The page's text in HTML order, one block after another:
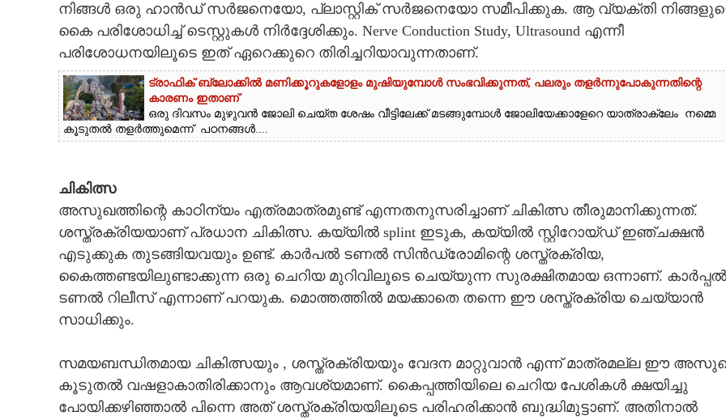
നിങ്ങൾ ഒരു ഹാൻഡ് സർജനെയോ, പ്ലാസ്റ്റിക് സർജനെയോ സമീപിക്കുക. ആ വ്യക്തി
കൈ പരിശോധിച്ച് ടെസ്റ്റുകൾ നിർദ്ദേശിക്കും. Nerve Conduction Study, Ultrasound എന്നീ
പരിശോധനയിലൂടെ ഇത് ഏറെക്കുറെ തിരിച്ചറിയാവുന്നതാണ്.
ട്രാഫിക് ബ്ലോക്കിൽ മണിക്കൂറുകളോളം മുഷിയുമ്പോൾ സംഭവിക്കുന്നത്, പലരും തളർന്നുപോകുന്നതിന്റെ
കാരണം ഇതാണ്
ഒരു ദിവസം മുഴുവൻ ജോലി ചെയ്‌ത ശേഷം വീട്ടിലേക്ക് മടങ്ങുമ്പോൾ ജോലിയേക്കാളേറെ യാത്രാക്ലേം നമ്മെ
കൂടുതൽ തളർത്തുമെന്ന് പഠനങ്ങൾ....
ചികിത്സ
അസുഖത്തിന്റെ കാഠിന്യം എത്രമാത്രമുണ്ട് എന്നതനുസരിച്ചാണ് ചികിത്സ തീരുമാനിക്കുന്നത്.
ശസ്ത്രക്രിയയാണ് പ്രധാന ചികിത്സ. കയ്യിൽ splint ഇടുക, കയ്യിൽ സ്റ്റിറോയ്ഡ് ഇഞ്ചക്ഷൻ
എടുക്കുക തുടങ്ങിയവയും ഉണ്ട്. കാർപൽ ടണൽ സിൻഡ്രോമിന്റെ ശസ്ത്രക്രിയ,
കൈത്തണ്ടയിലുണ്ടാക്കുന്ന ഒരു ചെറിയ മുറിവിലൂടെ ചെയ്യുന്ന സുരക്ഷിതമായ ഒന്നാണ്. കാർപ്പൽ
ടണൽ റിലീസ് എന്നാണ് പറയുക. മൊത്തത്തിൽ മയക്കാതെ തന്നെ ഈ ശസ്ത്രക്രിയ ചെയ്യാൻ
സാധിക്കും.
സമയബന്ധിതമായ ചികിത്സയും , ശസ്ത്രക്രിയയും വേദന മാറ്റുവാൻ എന്ന് മാത്രമല്ല ഈ
കൂടുതൽ വഷളാകാതിരിക്കാനും ആവശ്യമാണ്. കൈപ്പത്തിയിലെ ചെറിയ പേശികൾ ക്ഷയിച്ചു
പോയിക്കഴിഞ്ഞാൽ പിന്നെ അത് ശസ്ത്രക്രിയയിലൂടെ പരിഹരിക്കാൻ ബുദ്ധിമുട്ടാണ്. അതിനാൽ
ആർക്കും എപ്പോഴും ഒരുകാരണവും
Copy Link